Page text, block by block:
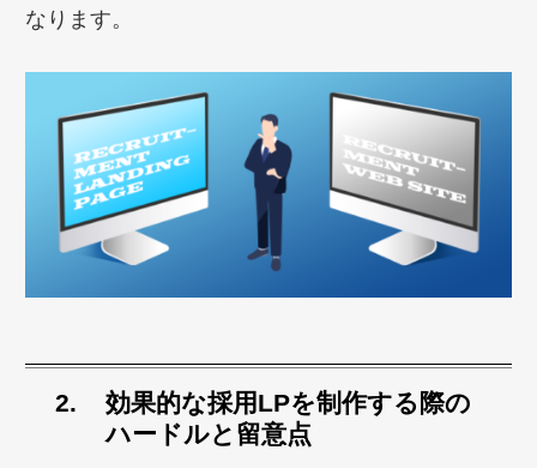
なります。
効果的な採用LPを制作する際の
ハードルと留意点